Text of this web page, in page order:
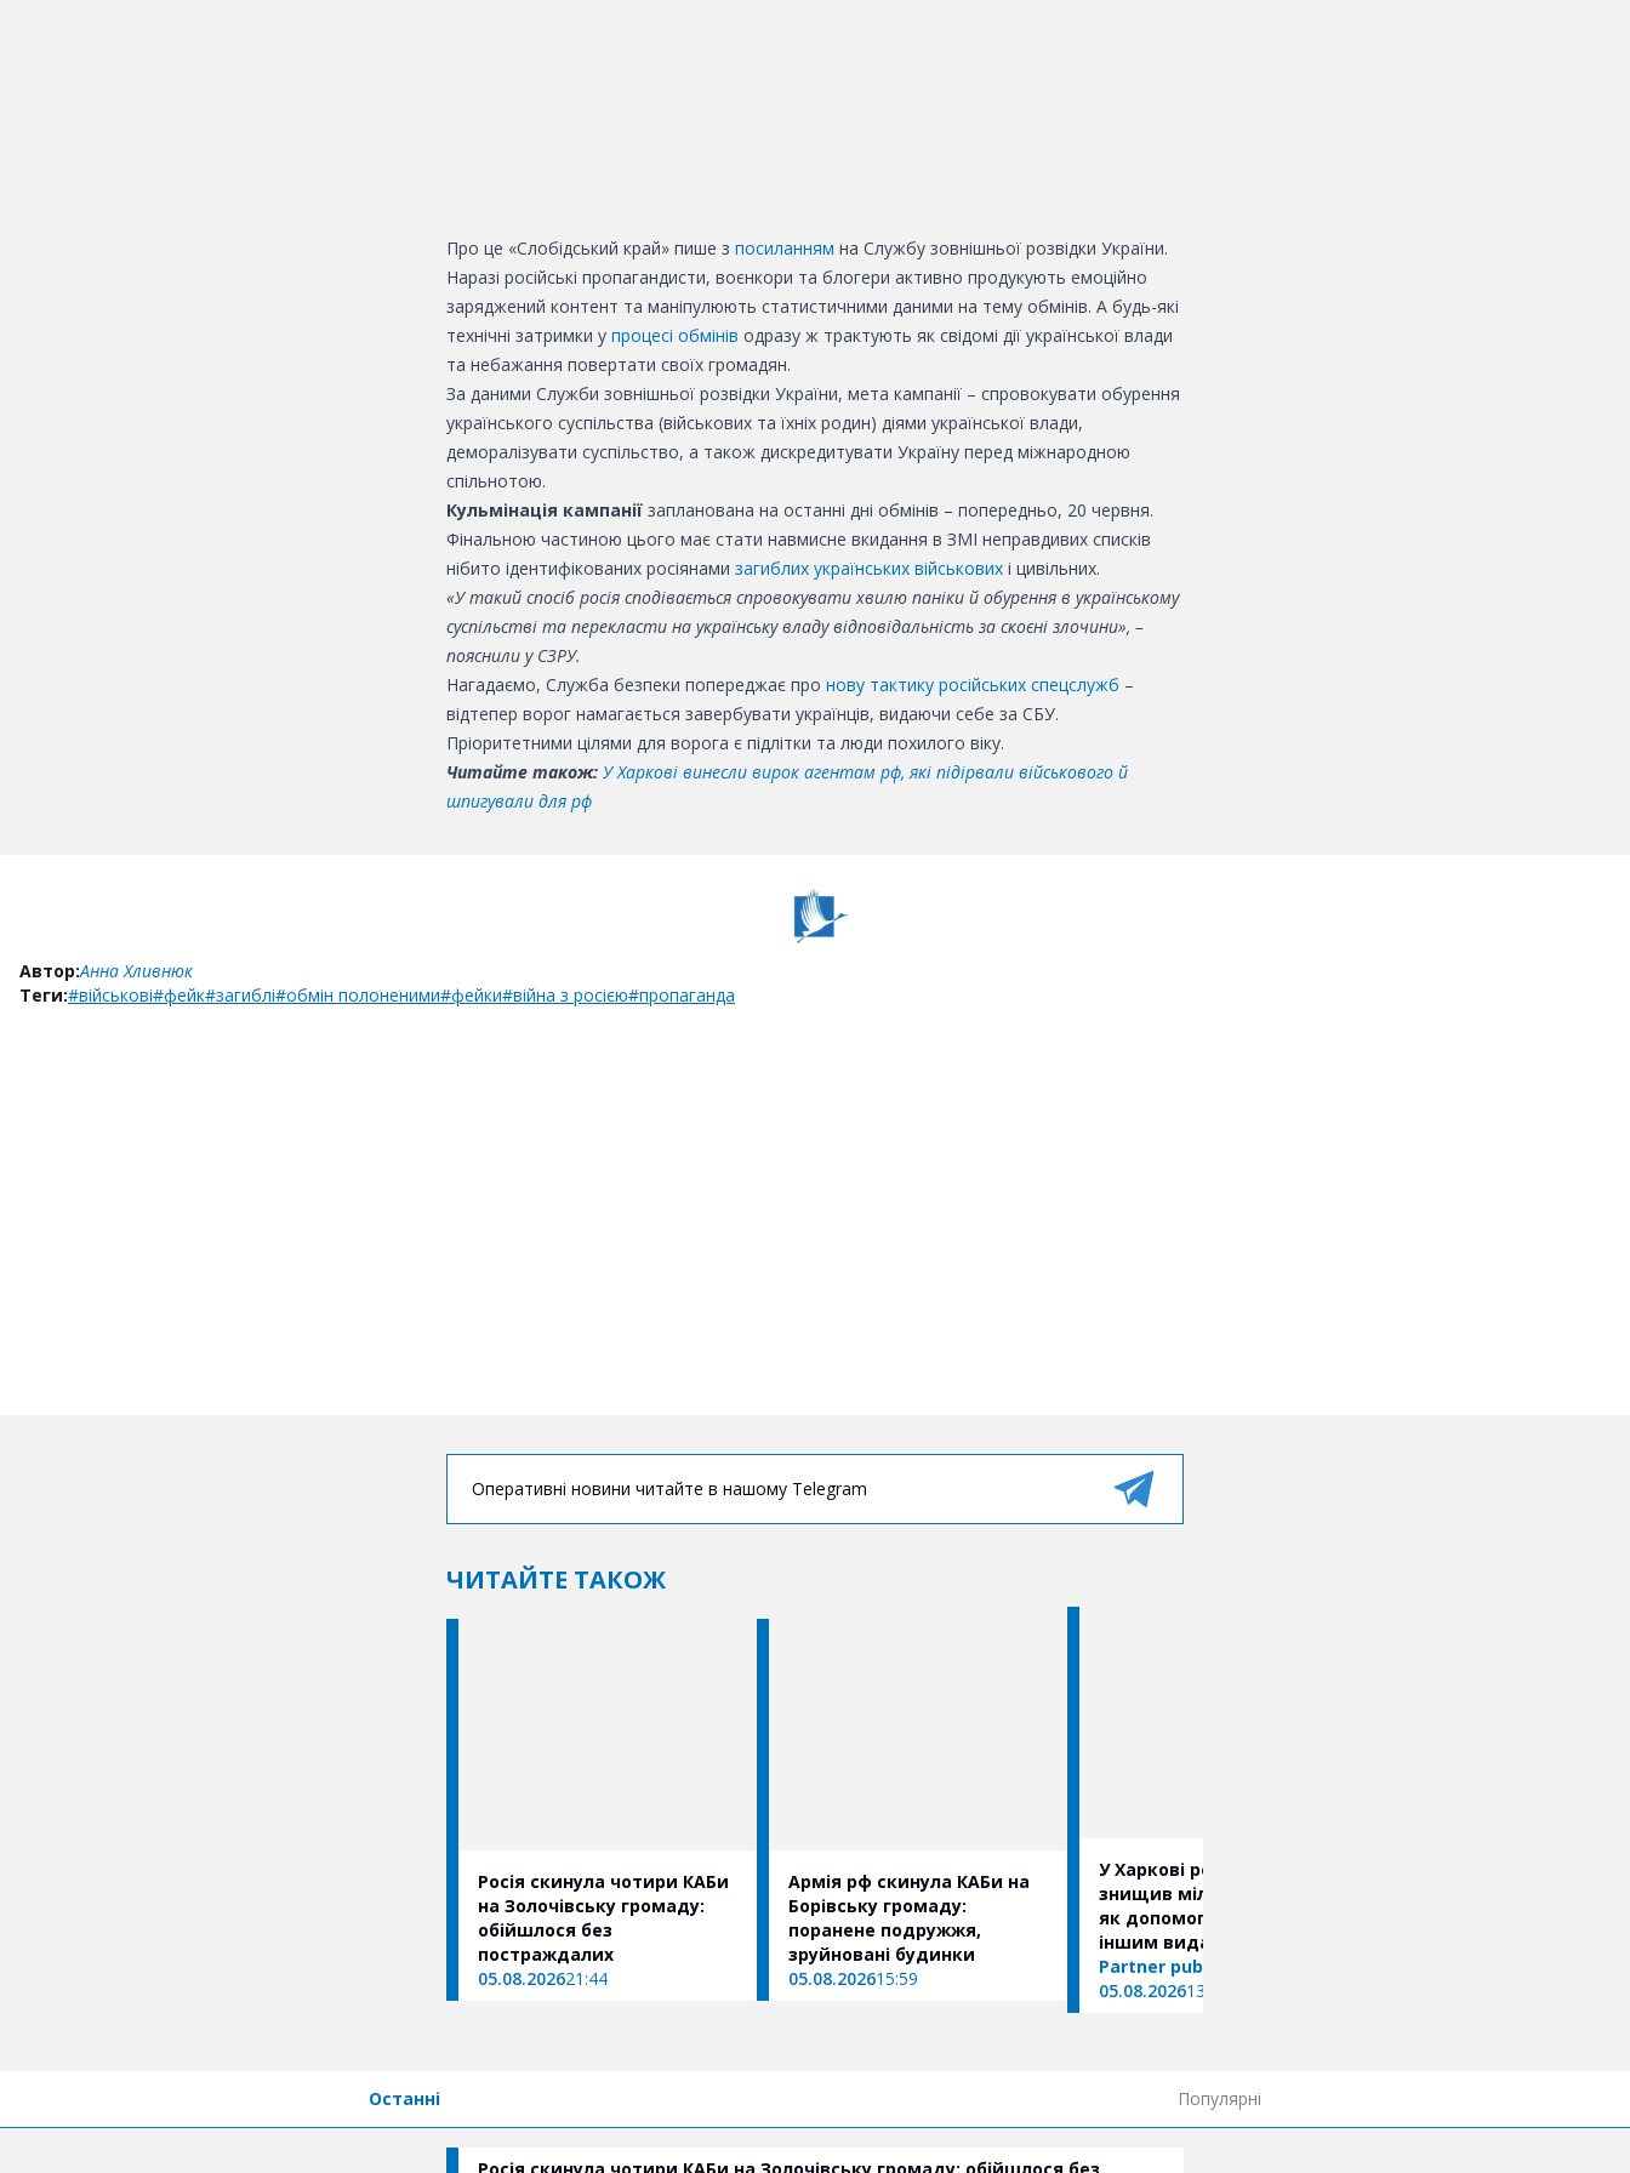
Про це «Слобідський край» пише з посиланням на Службу зовнішньої розвідки України.
Наразі російські пропагандисти, воєнкори та блогери активно продукують емоційно
заряджений контент та маніпулюють статистичними даними на тему обмінів. А будь-які
технічні затримки у процесі обмінів одразу ж трактують як свідомі дії української влади
та небажання повертати своїх громадян.
За даними Служби зовнішньої розвідки України, мета кампанії – спровокувати обурення
українського суспільства (військових та їхніх родин) діями української влади,
деморалізувати суспільство, а також дискредитувати Україну перед міжнародною
спільнотою.
Кульмінація кампанії запланована на останні дні обмінів – попередньо, 20 червня.
Фінальною частиною цього має стати навмисне вкидання в ЗМІ неправдивих списків
нібито ідентифікованих росіянами загиблих українських військових і цивільних.
«У такий спосіб росія сподівається спровокувати хвилю паніки й обурення в українському
суспільстві та перекласти на українську владу відповідальність за скоєні злочини», –
пояснили у СЗРУ.
Нагадаємо, Служба безпеки попереджає про нову тактику російських спецслужб –
відтепер ворог намагається завербувати українців, видаючи себе за СБУ.
Пріоритетними цілями для ворога є підлітки та люди похилого віку.
Читайте також: У Харкові винесли вирок агентам рф, які підірвали військового й
шпигували для рф
Автор:Анна Хливнюк
Теги:#військові#фейк#загиблі#обмін полоненими#фейки#війна з росією#пропаганда
Оперативні новини читайте в нашому Telegram
ЧИТАЙТЕ ТАКОЖ
Росія скинула чотири КАБи
на Золочівську громаду:
обійшлося без
постраждалих
05.08.202621:44
Армія рф скинула КАБи на
Борівську громаду:
поранене подружжя,
зруйновані будинки
05.08.202615:59
У Харкові російський дрон
знищив мільйони книжок:
як допомогти «Ранку» та
іншим видавництвам
Partner publication
05.08.202613:51
Останні Популярні